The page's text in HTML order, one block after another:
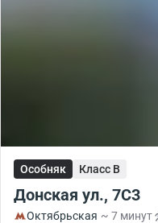
Особняк Класс B
Донская ул., 7С3
Октябрьская ~ 7 минут